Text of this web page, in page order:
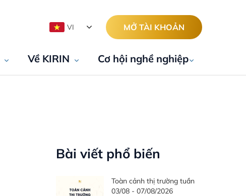
VI MỞ TÀI KHOẢN
Về KIRIN Cơ hội nghề nghiệp
Bài viết phổ biến
Toàn cảnh thị trường tuần
03/08 - 07/08/2026